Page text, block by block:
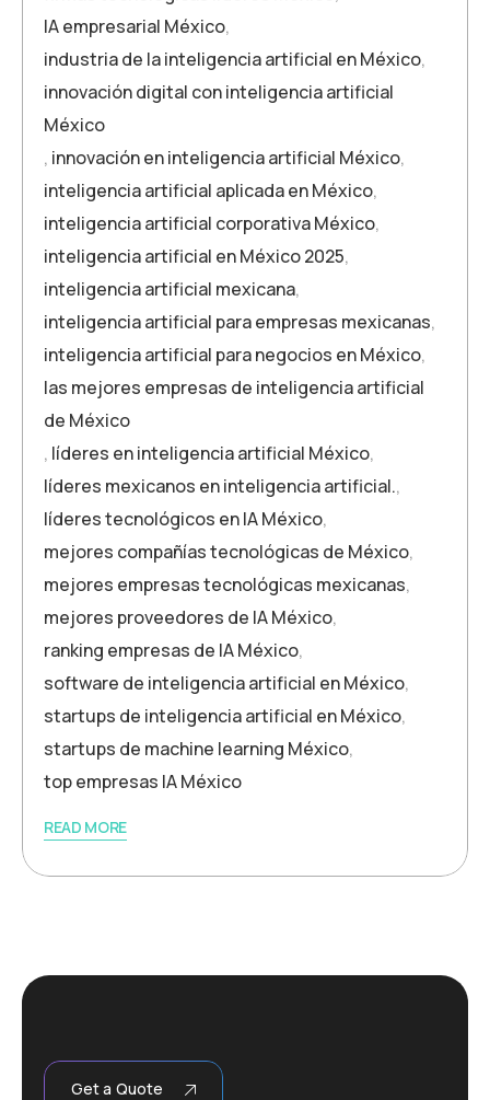
IA empresarial México,
industria de la inteligencia artificial en México,
innovación digital con inteligencia artificial
México
, innovación en inteligencia artificial México,
inteligencia artificial aplicada en México,
inteligencia artificial corporativa México,
inteligencia artificial en México 2025,
inteligencia artificial mexicana,
inteligencia artificial para empresas mexicanas,
inteligencia artificial para negocios en México,
las mejores empresas de inteligencia artificial
de México
, líderes en inteligencia artificial México,
líderes mexicanos en inteligencia artificial.,
líderes tecnológicos en IA México,
mejores compañías tecnológicas de México,
mejores empresas tecnológicas mexicanas,
mejores proveedores de IA México,
ranking empresas de IA México,
software de inteligencia artificial en México,
startups de inteligencia artificial en México,
startups de machine learning México,
top empresas IA México
READ MORE
Get a Quote